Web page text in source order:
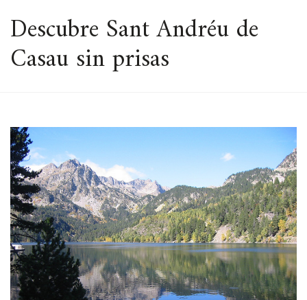
ESPACIO
Descubre Sant Andréu de
Casau sin prisas